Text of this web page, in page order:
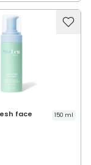
face
150 ml